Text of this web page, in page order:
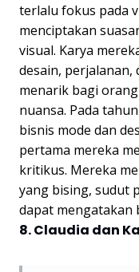
terlalu fokus pada
menciptakan
visual. Karya
desain, perjalanan,
menarik bagi
nuansa. Pada
bisnis mode dan
pertama mereka
kritikus. Mereka
yang bising, sudut
dapat mengatakan
8. Claudia dan